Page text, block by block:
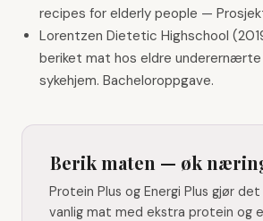
recipes for elderly people —
Lorentzen Dietetic Highschool
beriket mat hos eldre
sykehjem. Bacheloroppgave.
Berik maten — øk
Protein Plus og Energi Plus gjør
vanlig mat med ekstra protein og